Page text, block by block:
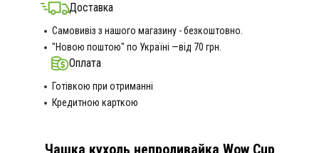
Доставка
Самовивіз з нашого магазину - безкоштовно.
"Новою поштою" по Україні —від 70 грн.
Оплата
Готівкою при отриманні
Кредитною карткою
Чашка кухоль непроливайка Wow Cup